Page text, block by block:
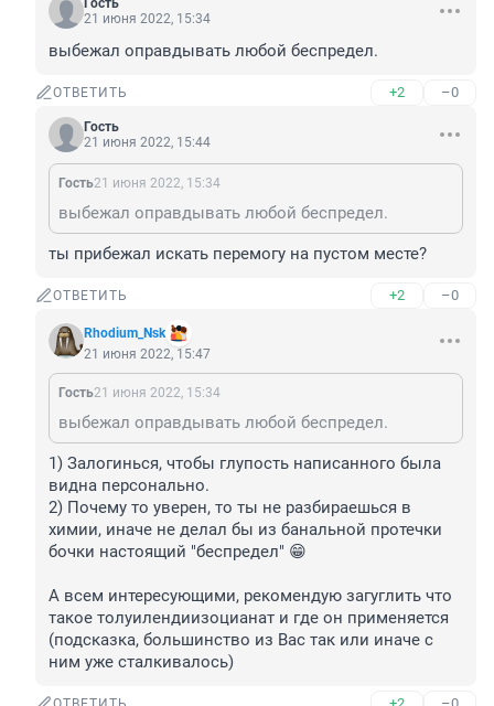
Гость
21 июня 2022, 15:34
выбежал оправдывать любой беспредел.
ОТВЕТИТЬ +2 –0
Гость
21 июня 2022, 15:44
Гость21 июня 2022, 15:34
выбежал оправдывать любой беспредел.
ты прибежал искать перемогу на пустом месте?
ОТВЕТИТЬ +2 –0
Rhodium_Nsk
21 июня 2022, 15:47
Гость21 июня 2022, 15:34
выбежал оправдывать любой беспредел.
1) Залогинься, чтобы глупость написанного была
видна персонально.
2) Почему то уверен, то ты не разбираешься в
химии, иначе не делал бы из банальной протечки
бочки настоящий "беспредел" 😁
А всем интересующими, рекомендую загуглить что
такое толуилендиизоцианат и где он применяется
(подсказка, большинство из Вас так или иначе с
ним уже сталкивалось)